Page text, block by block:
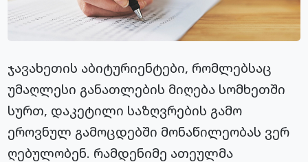
ჯავახეთის აბიტურიენტები, რომლებსაც
უმაღლესი განათლების მიღება სომხეთში
სურთ, დაკეტილი საზღვრების გამო
ეროვნულ გამოცდებში მონაწილეობას ვერ
ღებულობენ. რამდენიმე ათეულმა